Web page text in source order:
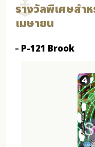
รางวัลพิเศษสำ
เมษายน
P-121 Brook